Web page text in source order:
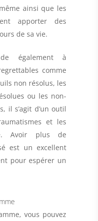
ainsi que les
apporter des
de sa vie.
également à
comme
non résolus, les
ou les non-
il s’agit d’un outil
et les
Avoir plus de
est un excellent
pour espérer un
vous pouvez